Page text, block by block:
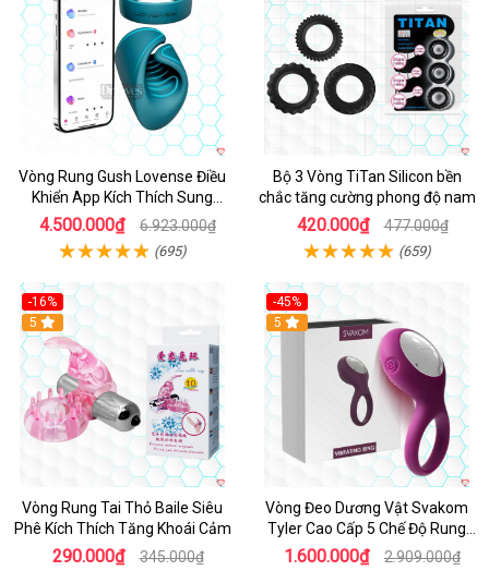
Vòng Rung Gush Lovense Điều
Khiển App Kích Thích Sung
Sướng
4.500.000₫ 6.923.000₫
(695)
Bộ 3 Vòng TiTan Silicon bền
chắc tăng cường phong độ nam
420.000₫ 477.000₫
(659)
-16%
Hot
5
Vòng Rung Tai Thỏ Baile Siêu
Phê Kích Thích Tăng Khoái Cảm
290.000₫ 345.000₫
-45%
5
Vòng Đeo Dương Vật Svakom
Tyler Cao Cấp 5 Chế Độ Rung
Mạnh Mẽ Kích Thích Điểm G
1.600.000₫ 2.909.000₫